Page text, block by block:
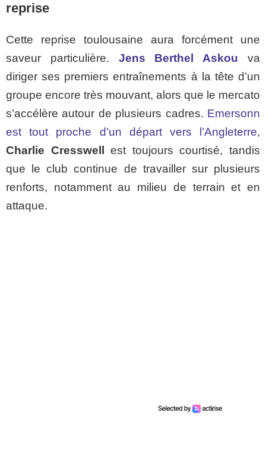
reprise
Cette reprise toulousaine aura forcément une
saveur particulière. Jens Berthel Askou va
diriger ses premiers entraînements à la tête d’un
groupe encore très mouvant, alors que le mercato
s’accélère autour de plusieurs cadres. Emersonn
est tout proche d’un départ vers l’Angleterre,
Charlie Cresswell
est toujours courtisé, tandis
que le club continue de travailler sur plusieurs
renforts, notamment au milieu de terrain et en
attaque.